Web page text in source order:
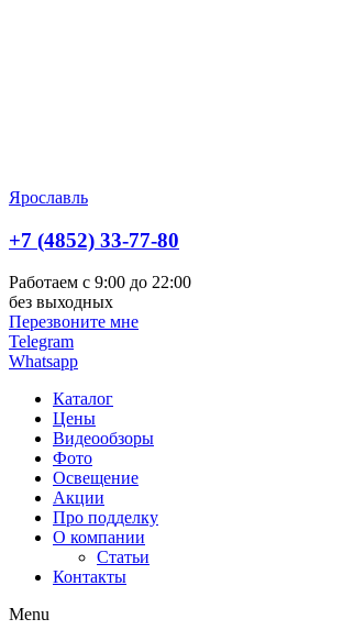
Ярославль
+7 (4852) 33-77-80
Работаем с 9:00 до 22:00
без выходных
Перезвоните мне
Telegram
Whatsapp
Каталог
Цены
Видеообзоры
Фото
Освещение
Акции
Про подделку
О компании
Статьи
Контакты
Menu